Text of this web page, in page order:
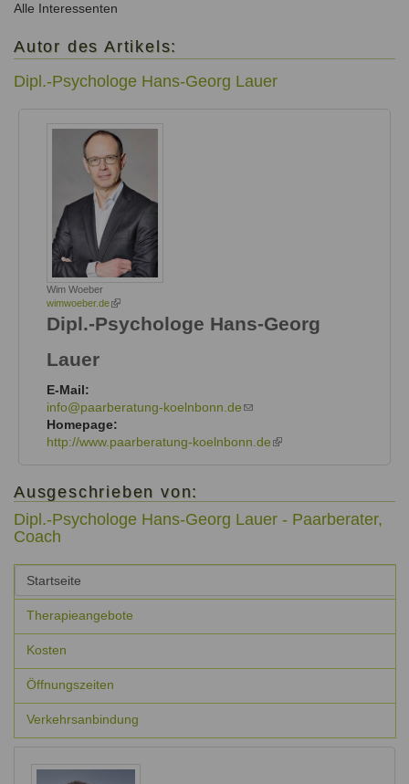
Alle Interessenten
Autor des Artikels:
Dipl.-Psychologe Hans-Georg Lauer
Wim Woeber
wimwoeber.de(link
external)
Dipl.-Psychologe Hans-Georg
Lauer
E-Mail:
info@paarberatung-koelnbonn.de(link
e-
Homepage:
http://www.paarberatung-koelnbonn.de(link
Ausgeschrieben von:
Dipl.-Psychologe Hans-Georg Lauer - Paarberater,
Coach
Vertikale
Reiter
Startseite
(aktiver
Reiter)
Therapieangebote
Kosten
Öffnungszeiten
Verkehrsanbindung